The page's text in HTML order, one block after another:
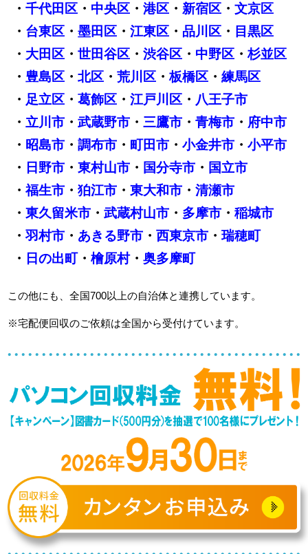
・ 千代田区・ 中央区・ 港区・ 新宿区・ 文京区
・ 台東区・ 墨田区・ 江東区・ 品川区・ 目黒区
・ 大田区・ 世田谷区・ 渋谷区・ 中野区・杉並区
・ 豊島区・ 北区・ 荒川区・板橋区・ 練馬区
・ 足立区・ 葛飾区・ 江戸川区・ 八王子市
・ 立川市・ 武蔵野市・ 三鷹市・ 青梅市・ 府中市
・ 昭島市・ 調布市・ 町田市・ 小金井市・ 小平市
・ 日野市・ 東村山市・ 国分寺市・ 国立市
・福生市・ 狛江市・ 東大和市・ 清瀬市
・ 東久留米市・ 武蔵村山市・ 多摩市・ 稲城市
・羽村市・ あきる野市・ 西東京市・瑞穂町
・ 日の出町・ 檜原村・ 奥多摩町
この他にも、全国700以上の自治体と連携しています。
※宅配便回収のご依頼は全国から受付けています。